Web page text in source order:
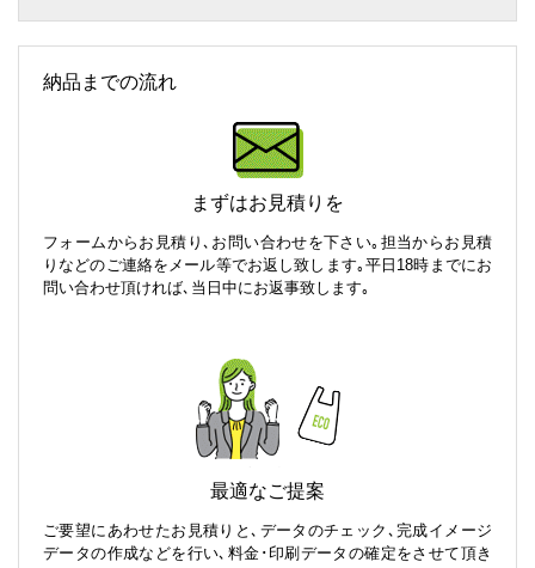
納品までの流れ
まずはお見積りを
フォームからお見積り､お問い合わせを下さい｡担当からお見積
りなどのご連絡をメール等でお返し致します｡平日18時までにお
問い合わせ頂ければ､当日中にお返事致します｡
最適なご提案
ご要望にあわせたお見積りと､データのチェック､完成イメージ
データの作成などを行い､料金･印刷データの確定をさせて頂き